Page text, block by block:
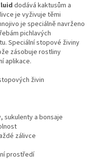
dodává kaktusům a
je vyživuje těmi
je speciálně navrženo
pichlavých
Speciální stopové živiny
zásobuje rostliny
aplikace.
živin
sukulenty a bonsaje
zálivce
prostředí